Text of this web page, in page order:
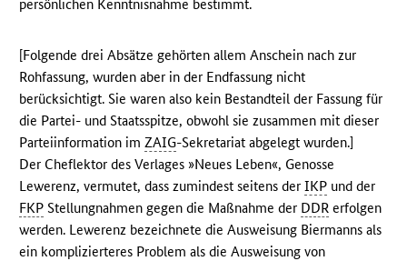
persönlichen Kenntnisnahme bestimmt.
[Folgende drei Absätze gehörten allem Anschein nach zur
Rohfassung, wurden aber in der Endfassung nicht
berücksichtigt. Sie waren also kein Bestandteil der Fassung für
die Partei- und Staatsspitze, obwohl sie zusammen mit dieser
Parteiinformation imZAIG-Sekretariat abgelegt wurden.]
Der Cheflektor des Verlages »Neues Leben«, Genosse
Lewerenz, vermutet, dass zumindest seitens derIKP und der
FKP Stellungnahmen gegen die Maßnahme der DDR erfolgen
werden. Lewerenz bezeichnete die Ausweisung Biermanns als
ein komplizierteres Problem als die Ausweisung von